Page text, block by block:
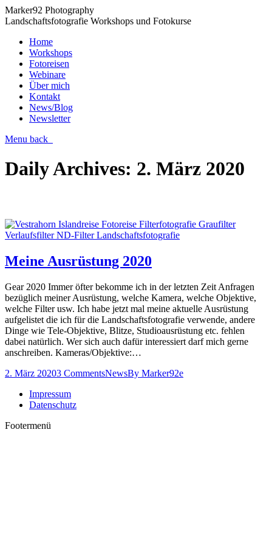
Marker92 Photography
Landschaftsfotografie Workshops und Fotokurse
Home
Workshops
Fotoreisen
Webinare
Über mich
Kontakt
News/Blog
Newsletter
Menu back
Daily Archives: 2. März 2020
Meine Ausrüstung 2020
Gear 2020 Immer öfter bekomme ich in der letzten Zeit Anfragen
bezüglich meiner Ausrüstung, welche Kamera, welche Objektive,
welche Filter usw. Ich habe jetzt mal meine aktuelle Ausrüstung
aufgelistet die ich für die Landschaftsfotografie verwende, andere
Dinge wie Tele-Objektive, Blitze, Studioausrüstung etc. fehlen
dabei natürlich. Wer sich auch dafür interessiert darf mich gerne
anschreiben. Kameras/Objektive:…
2. März 20203 CommentsNewsBy Marker92e
Impressum
Datenschutz
Footermenü